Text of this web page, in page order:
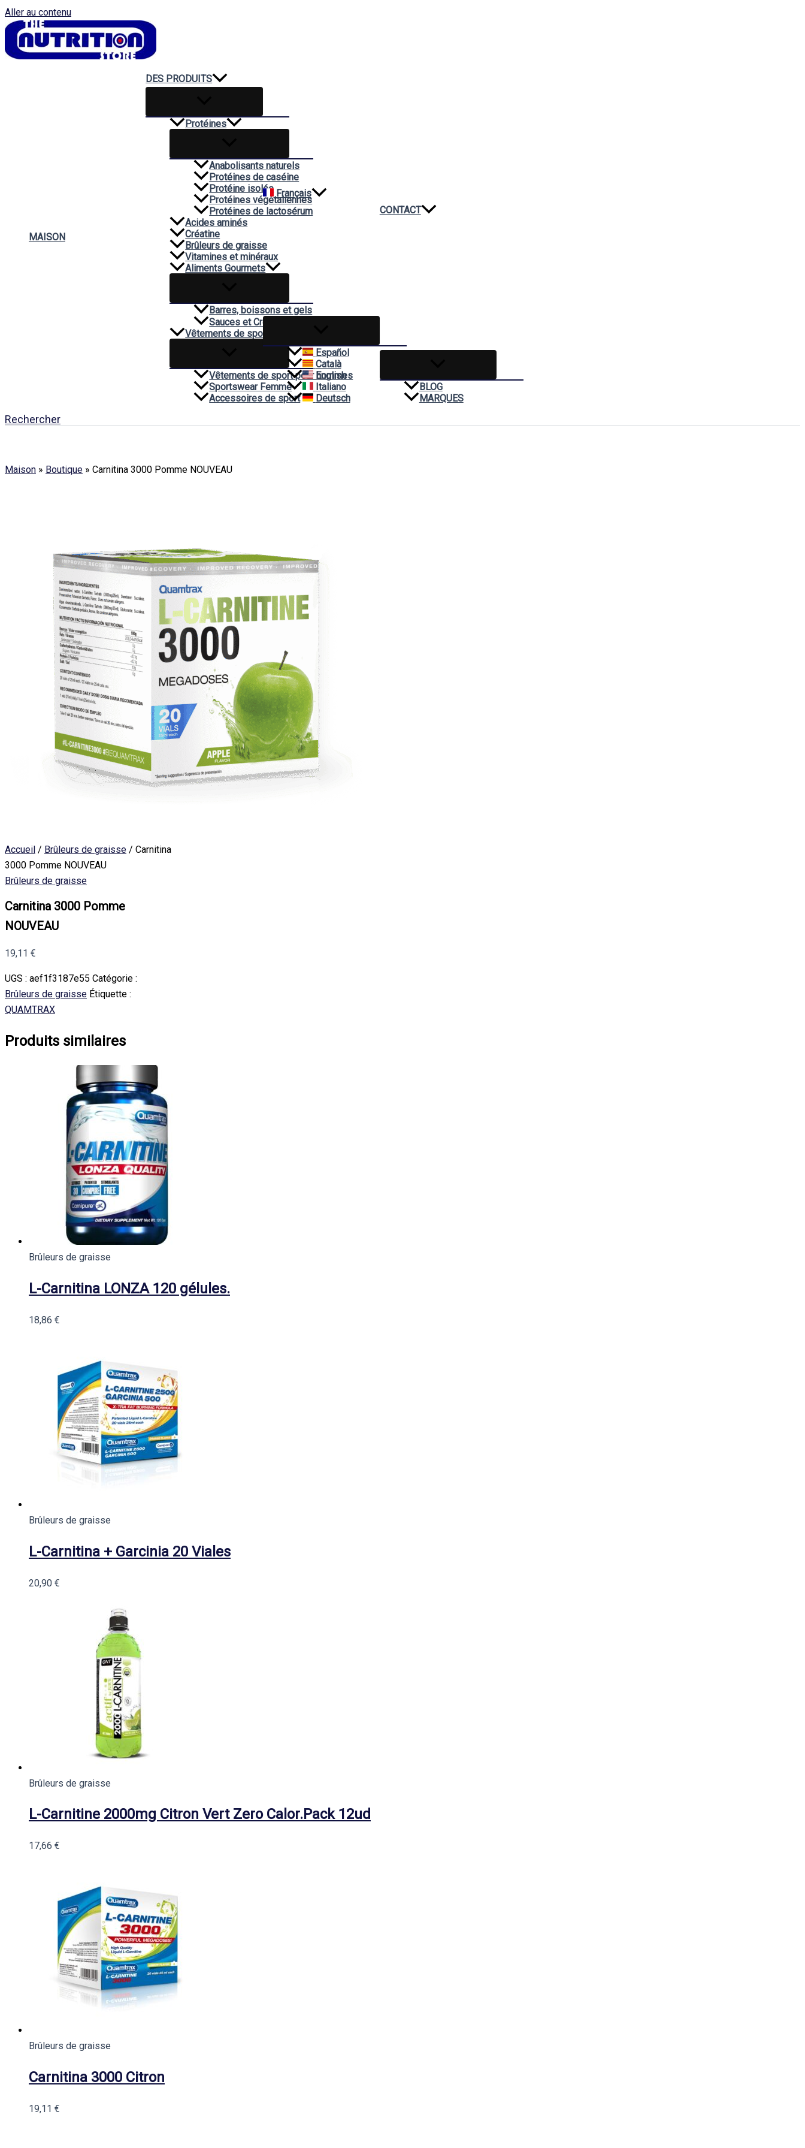
Aller au contenu
MAISON
DES PRODUITS
Protéines
Anabolisants naturels
Protéines de caséine
Protéine isolée
Protéines végétaliennes
Protéines de lactosérum
Acides aminés
Créatine
Brûleurs de graisse
Vitamines et minéraux
Aliments Gourmets
Barres, boissons et gels
Sauces et Crèmes
Vêtements de sport
Vêtements de sport pour hommes
Sportswear Femme
Accessoires de sport
Français
Español
Català
English
Italiano
Deutsch
CONTACT
BLOG
MARQUES
Rechercher
Maison » Boutique » Carnitina 3000 Pomme NOUVEAU
Accueil / Brûleurs de graisse / Carnitina
3000 Pomme NOUVEAU
Brûleurs de graisse
Carnitina 3000 Pomme
NOUVEAU
19,11 €
UGS : aef1f3187e55 Catégorie :
Brûleurs de graisse Étiquette :
QUAMTRAX
Produits similaires
Brûleurs de graisse
L-Carnitina LONZA 120 gélules.
18,86 €
Brûleurs de graisse
L-Carnitina + Garcinia 20 Viales
20,90 €
Brûleurs de graisse
L-Carnitine 2000mg Citron Vert Zero Calor.Pack 12ud
17,66 €
Brûleurs de graisse
Carnitina 3000 Citron
19,11 €